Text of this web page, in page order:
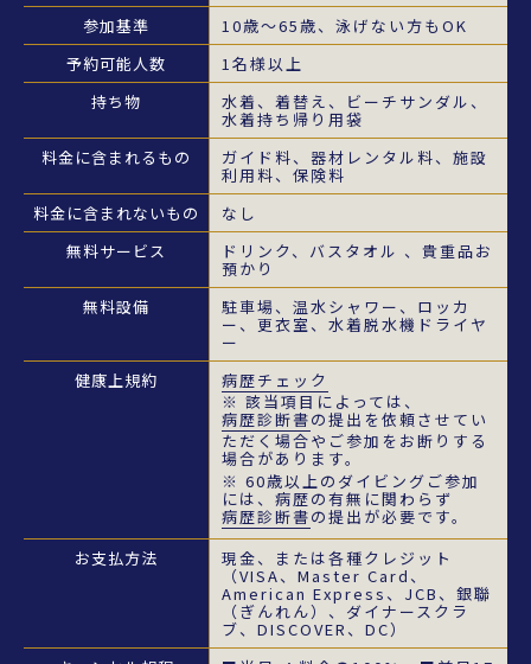
参加基準
10歳～65歳、泳げない方もOK
予約可能人数
1名様以上
持ち物
水着、着替え、ビーチサンダル、
水着持ち帰り用袋
料金に含まれるもの ガイド料、器材レンタル料、施設
利用料、保険料
料金に含まれないもの
なし
無料サービス
ドリンク、バスタオル 、貴重品お
預かり
無料設備
駐車場、温水シャワー、ロッカ
ー、更衣室、水着脱水機ドライヤ
ー
健康上規約
病歴チェック
※ 該当項目によっては、
病歴診断書の提出を依頼させてい
ただく場合やご参加をお断りする
場合があります。
※ 60歳以上のダイビングご参加
には、病歴の有無に関わらず
病歴診断書の提出が必要です。
お支払方法
現金、または各種クレジット
（VISA、Master Card、
American Express、JCB、銀聯
（ぎんれん）、ダイナースクラ
ブ、DISCOVER、DC）